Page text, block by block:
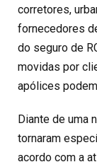
corretores,
fornecedores
do seguro de
movidas por
apólices
Diante de uma
tornaram
acordo com a